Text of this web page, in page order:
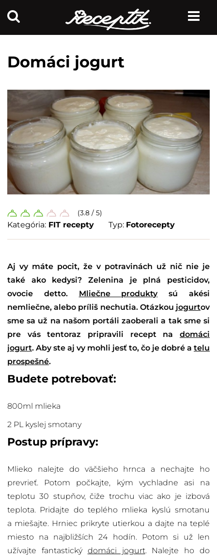
Domáci jogurt
(3.8 / 5)
Kategória: FIT recepty Typ: Fotorecepty
Aj vy máte pocit, že v potravinách už nič nie je
také ako kedysi? Zelenina je plná pesticidov,
ovocie detto. Mliečne produktysú akési
nemliečne, alebo príliš nechutia. Otázkou jogurtov
sme sa už na našom portáli zaoberali a tak sme si
pre vás tentoraz pripravili recept na domáci
jogurt. Aby ste aj vy mohli jesť to, čo je dobré a telu
prospešné.
Budete potrebovať:
800ml mlieka
2 PL kyslej smotany
Postup prípravy:
Mlieko nalejte do väčšieho hrnca a nechajte ho
prevrieť. Potom počkajte, kým vychladne asi na
teplotu 30 stupňov, čiže trochu viac ako je izbová
teplota. Pridajte do teplého mlieka kyslú smotanu
a miešajte. Hrniec prikryte utierkou a dajte na teplé
miesto na najbližších 24 hodín. Potom si už len
užívajte fantastický domáci jogurt. Nalejte ho do